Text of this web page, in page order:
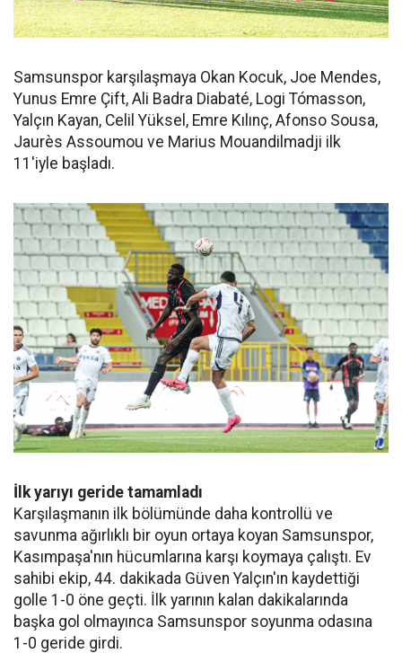
Samsunspor karşılaşmaya Okan Kocuk, Joe Mendes,
Yunus Emre Çift, Ali Badra Diabaté, Logi Tómasson,
Yalçın Kayan, Celil Yüksel, Emre Kılınç, Afonso Sousa,
Jaurès Assoumou ve Marius Mouandilmadji ilk
11'iyle başladı.
İlk yarıyı geride tamamladı
Karşılaşmanın ilk bölümünde daha kontrollü ve
savunma ağırlıklı bir oyun ortaya koyan Samsunspor,
Kasımpaşa'nın hücumlarına karşı koymaya çalıştı. Ev
sahibi ekip, 44. dakikada Güven Yalçın'ın kaydettiği
golle 1-0 öne geçti. İlk yarının kalan dakikalarında
başka gol olmayınca Samsunspor soyunma odasına
1-0 geride girdi.